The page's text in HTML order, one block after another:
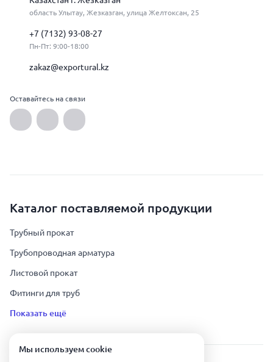
область Улытау, Жезказган, улица Желтоксан, 25
+7 (7132) 93-08-27
Пн-Пт: 9:00-18:00
zakaz@exportural.kz
Оставайтесь на связи
Каталог поставляемой продукции
Трубный прокат
Трубопроводная арматура
Листовой прокат
Фитинги для труб
Показать ещё
Мы используем сookie